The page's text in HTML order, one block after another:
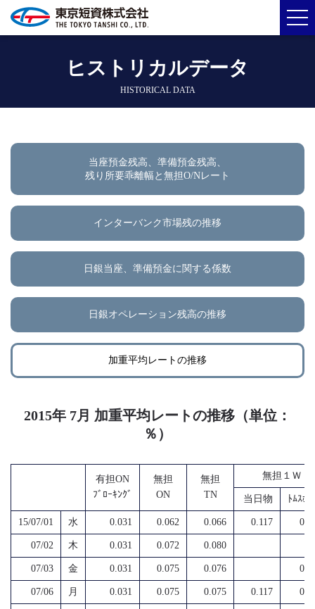
ヒストリカルデータ
HISTORICAL DATA
当座預金残高、準備預金残高、
残り所要乖離幅と無担O/Nレート
インターバンク市場残の推移
日銀当座、準備預金に関する係数
日銀オペレーション残高の推移
加重平均レートの推移
2015年 7月 加重平均レートの推移（単位：
％）
有担ON
ﾌﾞﾛｰｷﾝｸﾞ
無担
ON
無担
TN
無担１Ｗ
当日物 ﾄﾑｽﾎﾟ
15/07/01 水 0.031 0.062 0.066 0.117
07/02 木 0.031 0.072 0.080
07/03 金 0.031 0.075 0.076
07/06 月 0.031 0.075 0.075 0.117